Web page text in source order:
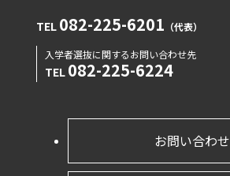
TEL 082-225-6201 （代表）
入学者選抜に関するお問い合わせ先
TEL 082-225-6224
お問い合わせ